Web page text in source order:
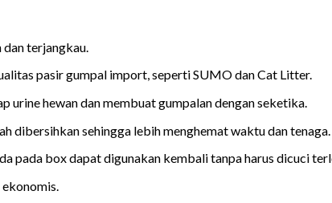
dan terjangkau.
pasir gumpal import, seperti SUMO dan Cat Litter.
urine hewan dan membuat gumpalan dengan seketika.
dibersihkan sehingga lebih menghemat waktu dan tenaga.
pada box dapat digunakan kembali tanpa harus dicuci